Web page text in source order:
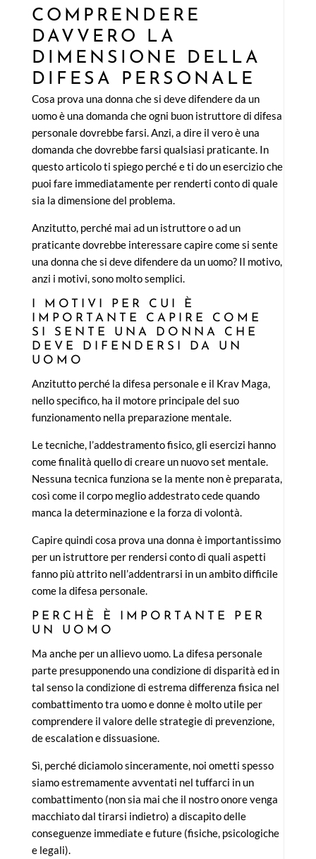
COMPRENDERE
DAVVERO LA
DIMENSIONE DELLA
DIFESA PERSONALE
Cosa prova una donna che si deve difendere da un
uomo è una domanda che ogni buon istruttore di difesa
personale dovrebbe farsi. Anzi, a dire il vero è una
domanda che dovrebbe farsi qualsiasi praticante. In
questo articolo ti spiego perché e ti do un esercizio che
puoi fare immediatamente per renderti conto di quale
sia la dimensione del problema.
Anzitutto, perché mai ad un istruttore o ad un
praticante dovrebbe interessare capire come si sente
una donna che si deve difendere da un uomo? Il motivo,
anzi i motivi, sono molto semplici.
I MOTIVI PER CUI È
IMPORTANTE CAPIRE COME
SI SENTE UNA DONNA CHE
DEVE DIFENDERSI DA UN
UOMO
Anzitutto perché la difesa personale e il Krav Maga,
nello specifico, ha il motore principale del suo
funzionamento nella preparazione mentale.
Le tecniche, l’addestramento fisico, gli esercizi hanno
come finalità quello di creare un nuovo set mentale.
Nessuna tecnica funziona se la mente non è preparata,
così come il corpo meglio addestrato cede quando
manca la determinazione e la forza di volontà.
Capire quindi cosa prova una donna è importantissimo
per un istruttore per rendersi conto di quali aspetti
fanno più attrito nell’addentrarsi in un ambito difficile
come la difesa personale.
PERCHÈ È IMPORTANTE PER
UN UOMO
Ma anche per un allievo uomo. La difesa personale
parte presupponendo una condizione di disparità ed in
tal senso la condizione di estrema differenza fisica nel
combattimento tra uomo e donne è molto utile per
comprendere il valore delle strategie di prevenzione,
de escalation e dissuasione.
Sì, perché diciamolo sinceramente, noi ometti spesso
siamo estremamente avventati nel tuffarci in un
combattimento (non sia mai che il nostro onore venga
macchiato dal tirarsi indietro) a discapito delle
conseguenze immediate e future (fisiche, psicologiche
e legali).